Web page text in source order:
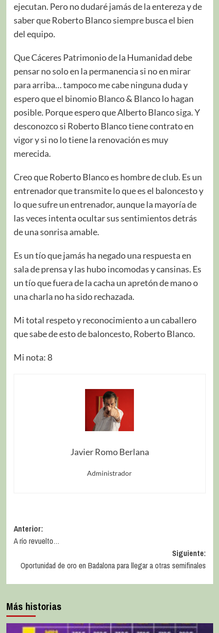
ejecutan. Pero no dudaré jamás de la entereza y de
saber que Roberto Blanco siempre busca el bien
del equipo.
Que Cáceres Patrimonio de la Humanidad debe
pensar no solo en la permanencia si no en mirar
para arriba… tampoco me cabe ninguna duda y
espero que el binomio Blanco & Blanco lo hagan
posible. Porque espero que Alberto Blanco siga. Y
desconozco si Roberto Blanco tiene contrato en
vigor y si no lo tiene la renovación es muy
merecida.
Creo que Roberto Blanco es hombre de club. Es un
entrenador que transmite lo que es el baloncesto y
lo que sufre un entrenador, aunque la mayoría de
las veces intenta ocultar sus sentimientos detrás
de una sonrisa amable.
Es un tío que jamás ha negado una respuesta en
sala de prensa y las hubo incomodas y cansinas. Es
un tío que fuera de la cacha un apretón de mano o
una charla no ha sido rechazada.
Mi total respeto y reconocimiento a un caballero
que sabe de esto de baloncesto, Roberto Blanco.
Mi nota: 8
Javier Romo Berlana
Administrador
Anterior:
A río revuelto…
Siguiente:
Oportunidad de oro en Badalona para llegar a otras semifinales
Más historias